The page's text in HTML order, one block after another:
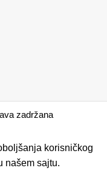
zadržana
korisničkog
našem sajtu.